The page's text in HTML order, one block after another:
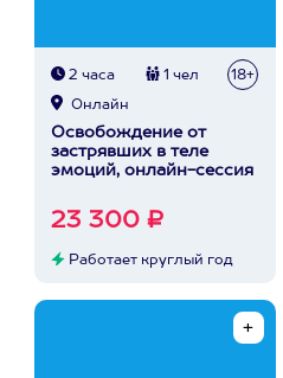
2 часа 1 чел 18+
Онлайн
Освобождение от
застрявших в теле
эмоций, онлайн-сессия
23 300 ₽
Работает круглый год